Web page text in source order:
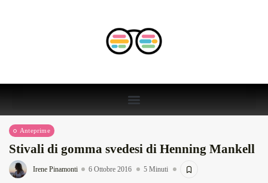
Anteprime
Stivali di gomma svedesi di Henning Mankell
Irene Pinamonti 6 Ottobre 2016 5 Minuti